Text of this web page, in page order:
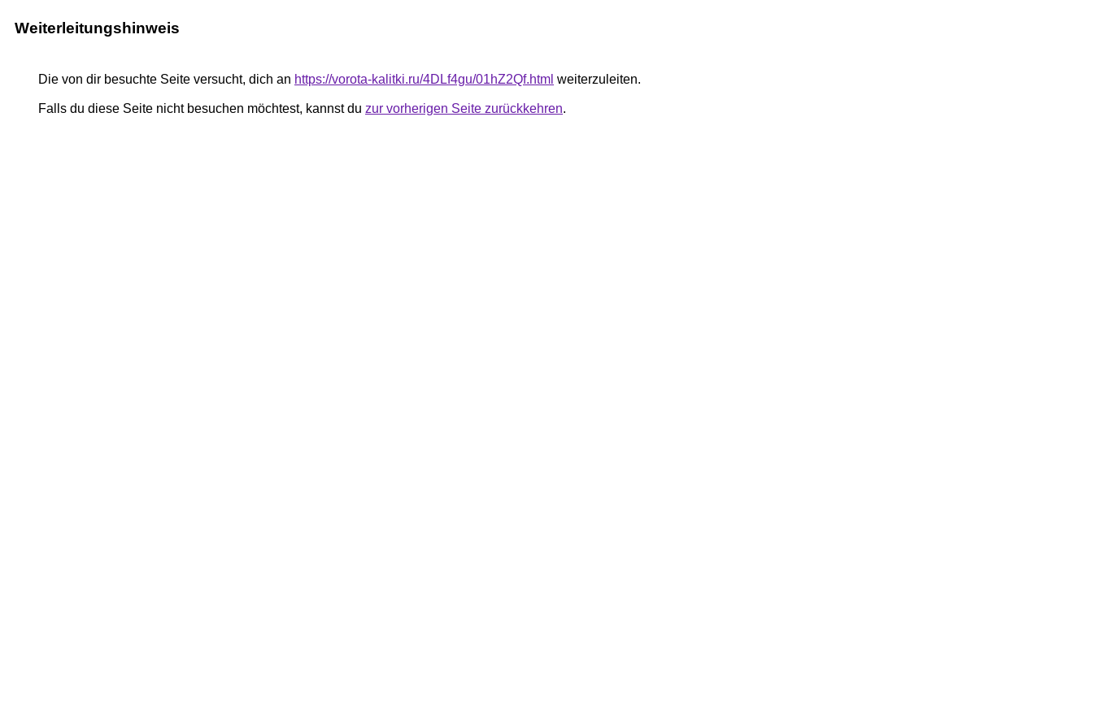
Weiterleitungshinweis
Die von dir besuchte Seite versucht, dich an https://vorota-kalitki.ru/4DLf4gu/01hZ2Qf.html weiterzuleiten.
Falls du diese Seite nicht besuchen möchtest, kannst du zur vorherigen Seite zurückkehren.